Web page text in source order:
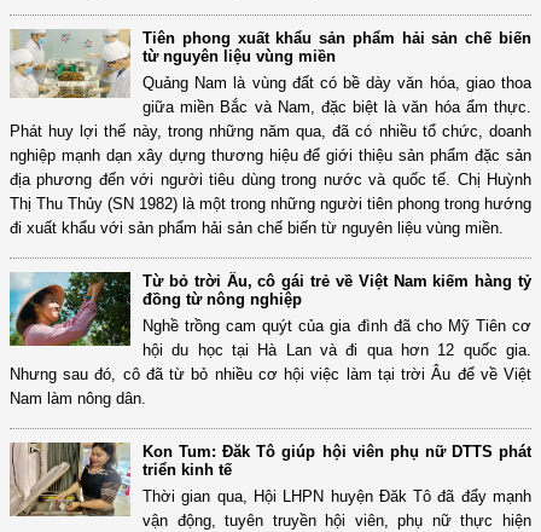
Tiên phong xuất khẩu sản phẩm hải sản chế biến
từ nguyên liệu vùng miền
Quảng Nam là vùng đất có bề dày văn hóa, giao thoa
giữa miền Bắc và Nam, đặc biệt là văn hóa ẩm thực.
Phát huy lợi thế này, trong những năm qua, đã có nhiều tổ chức, doanh
nghiệp mạnh dạn xây dựng thương hiệu để giới thiệu sản phẩm đặc sản
địa phương đến với người tiêu dùng trong nước và quốc tế. Chị Huỳnh
Thị Thu Thủy (SN 1982) là một trong những người tiên phong trong hướng
đi xuất khẩu với sản phẩm hải sản chế biến từ nguyên liệu vùng miền.
Từ bỏ trời Âu, cô gái trẻ về Việt Nam kiếm hàng tỷ
đồng từ nông nghiệp
Nghề trồng cam quýt của gia đình đã cho Mỹ Tiên cơ
hội du học tại Hà Lan và đi qua hơn 12 quốc gia.
Nhưng sau đó, cô đã từ bỏ nhiều cơ hội việc làm tại trời Âu để về Việt
Nam làm nông dân.
Kon Tum: Đăk Tô giúp hội viên phụ nữ DTTS phát
triển kinh tế
Thời gian qua, Hội LHPN huyện Đăk Tô đã đẩy mạnh
vận động, tuyên truyền hội viên, phụ nữ thực hiện